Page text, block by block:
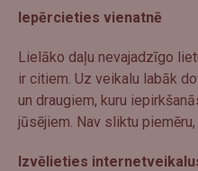
Iepērcieties vienatnē
Lielāko daļu nevajadzīgo
ir citiem. Uz veikalu labāk
un draugiem, kuru
jūsējiem. Nav sliktu
Izvēlieties